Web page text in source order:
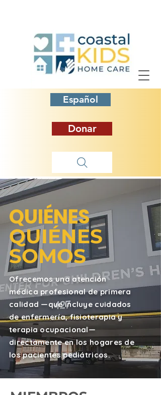
Español
Donar
QUIÉNES
QUIÉNES
SOMOS
Ofrecemos una atención
médica profesional de primera
calidad —que incluye cuidados
de enfermería, fisioterapia y
terapia ocupacional—
directamente en los hogares de
los pacientes pediátricos.